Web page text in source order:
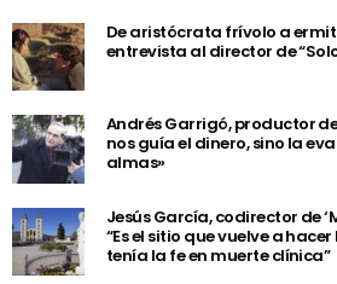
De aristócrata frívolo a
entrevista al director de
Andrés Garrigó, productor
nos guía el dinero, sino la
almas»
Jesús García, codirector de
“Es el sitio que vuelve a
tenía la fe en muerte clínica”